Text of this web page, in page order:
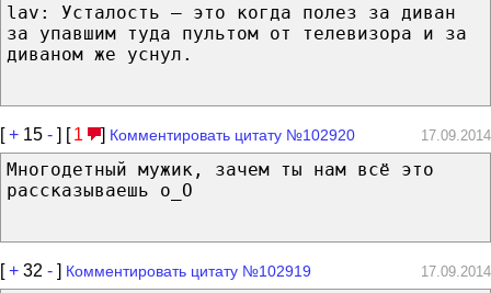
lav: Усталость — это когда полез за диван
за упавшим туда пультом от телевизора и за
диваном же уснул.
[+ 15 - ] [ 1 ] Комментировать цитату №102920 17.09.2014
Многодетный мужик, зачем ты нам всё это
рассказываешь о_О
[+ 32 - ] Комментировать цитату №102919 17.09.2014